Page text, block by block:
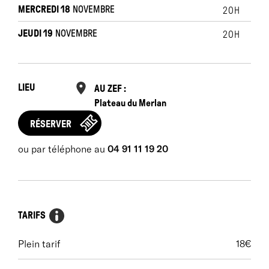
Haute École des Arts de la Scène La Manufacture.
Lauréat des Prix Suisses de Théâtre 2019 et du
Grand prix de la Fondation Vaudoise pour la Culture
MERCREDI 18 NOVEMBRE 20H
JEUDI 19 NOVEMBRE 20H
LIEU
AU ZEF :
Plateau du Merlan
RÉSERVER
ou par téléphone au 04 91 11 19 20
TARIFS
Plein tarif 18€